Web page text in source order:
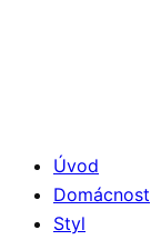
Úvod
Domácnost
Styl